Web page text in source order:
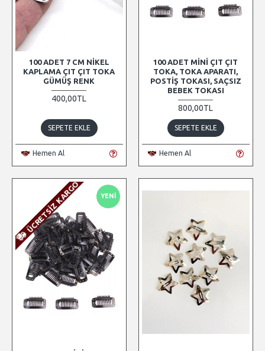
100 ADET 7 CM NIKEL
KAPLAMA ÇIT ÇIT TOKA
GÜMÜŞ RENK
400,00TL
SEPETE EKLE
Hemen Al
100 ADET MINI ÇIT ÇIT
TOKA, TOKA APARATI,
POSTIŞ TOKASI, SAÇSIZ
BEBEK TOKASI
800,00TL
SEPETE EKLE
Hemen Al
YENI
ÜCRETSIZ KARGO